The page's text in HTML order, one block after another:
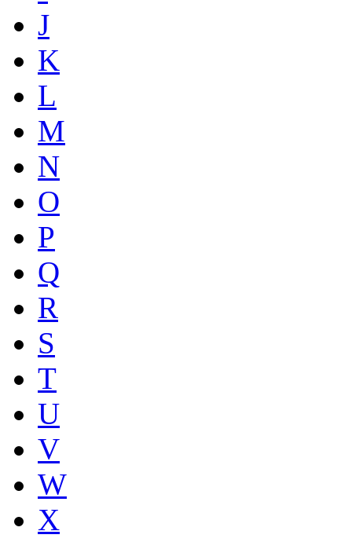
J
K
L
M
N
O
P
Q
R
S
T
U
V
W
X